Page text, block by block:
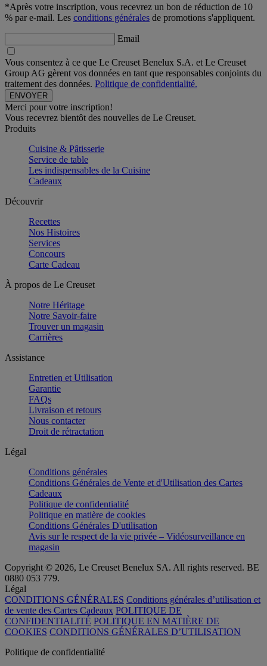
*Après votre inscription, vous recevrez un bon de réduction de 10
% par e-mail. Les conditions générales de promotions s'appliquent.
Email
Vous consentez à ce que Le Creuset Benelux S.A. et Le Creuset
Group AG gèrent vos données en tant que responsables conjoints du
traitement des données. Politique de confidentialité.
Merci pour votre inscription!
Vous recevrez bientôt des nouvelles de Le Creuset.
Produits
Cuisine & Pâtisserie
Service de table
Les indispensables de la Cuisine
Cadeaux
Découvrir
Recettes
Nos Histoires
Services
Concours
Carte Cadeau
À propos de Le Creuset
Notre Héritage
Notre Savoir-faire
Trouver un magasin
Carrières
Assistance
Entretien et Utilisation
Garantie
FAQs
Livraison et retours
Nous contacter
Droit de rétractation
Légal
Conditions générales
Conditions Générales de Vente et d'Utilisation des Cartes
Cadeaux
Politique de confidentialité
Politique en matière de cookies
Conditions Générales D'utilisation
Avis sur le respect de la vie privée – Vidéosurveillance en
magasin
Copyright © 2026, Le Creuset Benelux SA. All rights reserved. BE
0880 053 779.
Légal
CONDITIONS GÉNÉRALES Conditions générales d’utilisation et
de vente des Cartes Cadeaux POLITIQUE DE
CONFIDENTIALITÉ POLITIQUE EN MATIÈRE DE
COOKIES CONDITIONS GÉNÉRALES D’UTILISATION
Politique de confidentialité